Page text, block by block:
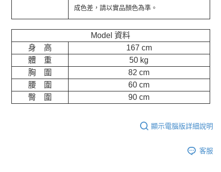
成色差，請以實品顏色為準。
Model 資料
身 高
167 cm
體 重
50 kg
胸 圍
82 cm
腰 圍
60 cm
臀 圍
90 cm
顯示電腦版詳細說明
客服